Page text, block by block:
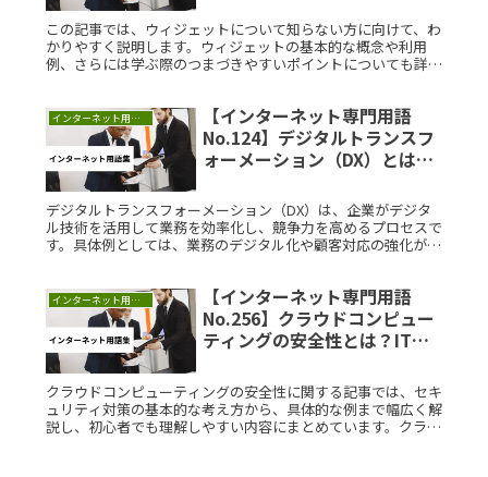
この記事では、ウィジェットについて知らない方に向けて、わ
かりやすく説明します。ウィジェットの基本的な概念や利用
例、さらには学ぶ際のつまづきやすいポイントについても詳し
インターネット用語集
【インターネット専門用語
No.124】デジタルトランスフ
ォーメーション（DX）とは？
デジタルトランスフォーメーション（DX）は、企業がデジタ
ル技術を活用して業務を効率化し、競争力を高めるプロセスで
す。具体例としては、業務のデジタル化や顧客対応の強化が挙
ようになります。
インターネット用語集
【インターネット専門用語
No.256】クラウドコンピュー
ティングの安全性とは？IT用
クラウドコンピューティングの安全性に関する記事では、セキ
ュリティ対策の基本的な考え方から、具体的な例まで幅広く解
説し、初心者でも理解しやすい内容にまとめています。クラウ